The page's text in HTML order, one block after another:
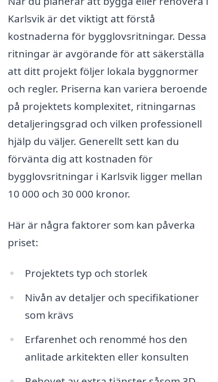
Karlsvik är det viktigt att förstå
kostnaderna för bygglovsritningar. Dessa
ritningar är avgörande för att säkerställa
att ditt projekt följer lokala byggnormer
och regler. Priserna kan variera beroende
på projektets komplexitet, ritningarnas
detaljeringsgrad och vilken professionell
hjälp du väljer. Generellt sett kan du
förvänta dig att kostnaden för
bygglovsritningar i Karlsvik ligger mellan
10 000 och 30 000 kronor.
Här är några faktorer som kan påverka
priset:
Projektets typ och storlek
Nivån av detaljer och specifikationer
som krävs
Erfarenhet och renommé hos den
anlitade arkitekten eller konsulten